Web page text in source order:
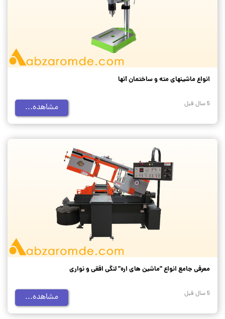
انواع ماشینهای مته و ساختمان آنها
5 سال قبل مشاهده...
معرفی جامع انواع "ماشین های اره" لنگی افقی و نواری
5 سال قبل مشاهده...